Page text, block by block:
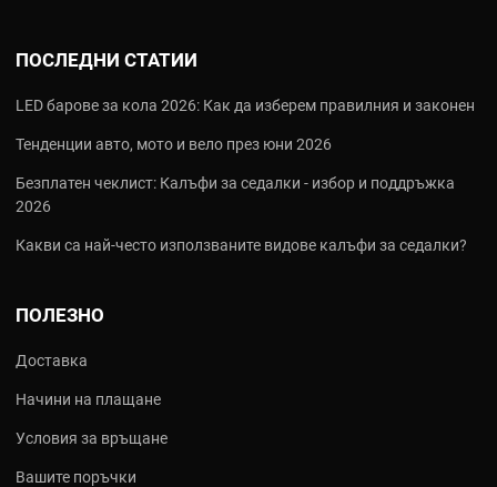
ПОСЛЕДНИ СТАТИИ
LED барове за кола 2026: Как да изберем правилния и законен
Тенденции авто, мото и вело през юни 2026
Безплатен чеклист: Калъфи за седалки - избор и поддръжка
2026
Какви са най‑често използваните видове калъфи за седалки?
ПОЛЕЗНО
Доставка
Начини на плащане
Условия за връщане
Вашите поръчки